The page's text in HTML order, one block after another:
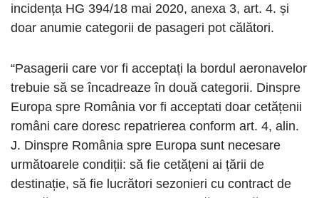
incidența HG 394/18 mai 2020, anexa 3, art. 4. și
doar anumie categorii de pasageri pot călători.
“Pasagerii care vor fi acceptați la bordul aeronavelor
trebuie să se încadreaze în două categorii. Dinspre
Europa spre România vor fi acceptati doar cetățenii
români care doresc repatrierea conform art. 4, alin.
J. Dinspre România spre Europa sunt necesare
următoarele condiții: să fie cetățeni ai țării de
destinație, să fie lucrători sezonieri cu contract de